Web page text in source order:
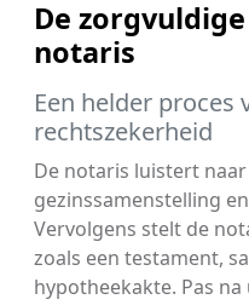
De
notaris
Een helder proces
rechtszekerheid
De notaris luistert
gezinssamenstelling
Vervolgens stelt de
zoals een testament,
hypotheekakte. Pas